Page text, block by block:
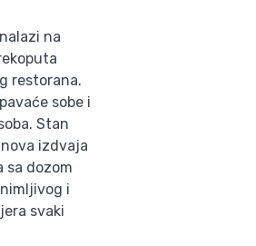
na
restorana.
sobe i
Stan
izdvaja
sa dozom
i
svaki